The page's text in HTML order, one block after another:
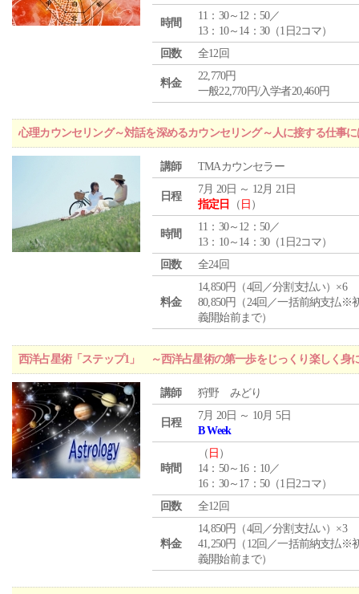
時間
11：30～12：50／
13：10～14：30（1日2コマ）
回数
全12回
料金
22,770円
一般22,770円/入学者20,460円
心理カウンセリング～対話を深めるカウンセリング～人に接する仕事
講師 TMAカウンセラー
日程
7月 20日 ～ 12月 21日
指定日
（ 日 ）
時間
11：30～12：50／
13：10～14：30（1日2コマ）
回数
全24回
料金
14,850円（4回／分割支払い）×6
80,850円（24回／一括前納支払※
義開始前まで）
西洋占星術「ステップ1」 ～西洋占星術の第一歩をじっくり楽しく身
講師 狩野 みどり
日程
7月 20日 ～ 10月 5日
B Week
時間
（ 日 ）
14：50～16：10／
16：30～17：50（1日2コマ）
回数
全12回
料金
14,850円（4回／分割支払い）×3
41,250円（12回／一括前納支払※
義開始前まで）